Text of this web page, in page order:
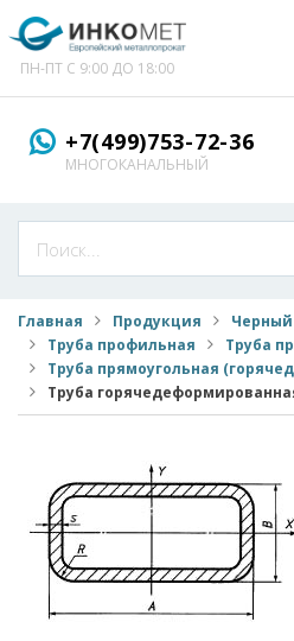
ПН-ПТ С 9:00 ДО 18:00
+7(499)753-72-36
МНОГОКАНАЛЬНЫЙ
Главная Продукция
Труба профильная
Труба
Труба прямоугольная
Труба